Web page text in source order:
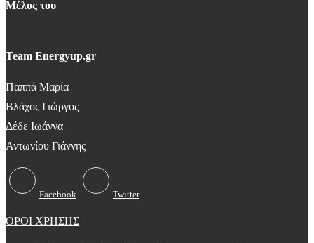
Μέλος του
Team Energyup.gr
Παππά Μαρία
Βλάχος Γιώργος
Δέδε Ιωάννα
Αντωνίου Γιάννης
Facebook Twitter
ΟΡΟΙ ΧΡΗΣΗΣ